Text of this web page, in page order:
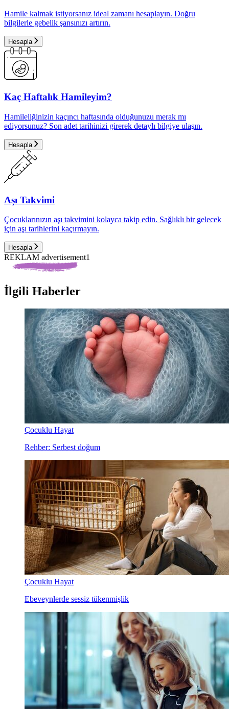
Hamile kalmak istiyorsanız ideal zamanı hesaplayın. Doğru
bilgilerle gebelik şansınızı artırın.
Hesapla
Kaç Haftalık Hamileyim?
Hamileliğinizin kaçıncı haftasında olduğunuzu merak mı
ediyorsunuz? Son adet tarihinizi girerek detaylı bilgiye ulaşın.
Hesapla
Aşı Takvimi
Çocuklarınızın aşı takvimini kolayca takip edin. Sağlıklı bir gelecek
için aşı tarihlerini kaçırmayın.
Hesapla
REKLAM advertisement1
İlgili Haberler
Çocuklu Hayat
Rehber: Serbest doğum
Çocuklu Hayat
Ebeveynlerde sessiz tükenmişlik